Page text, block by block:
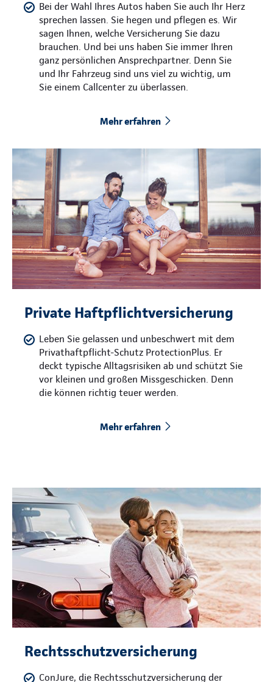
Bei der Wahl Ihres Autos haben Sie auch Ihr Herz
sprechen lassen. Sie hegen und pflegen es. Wir
sagen Ihnen, welche Versicherung Sie dazu
brauchen. Und bei uns haben Sie immer Ihren
ganz persönlichen Ansprechpartner. Denn Sie
und Ihr Fahrzeug sind uns viel zu wichtig, um
Sie einem Callcenter zu überlassen.
Mehr erfahren
Private Haftpflichtversicherung
Leben Sie gelassen und unbeschwert mit dem
Privathaftpflicht-Schutz ProtectionPlus. Er
deckt typische Alltagsrisiken ab und schützt Sie
vor kleinen und großen Missgeschicken. Denn
die können richtig teuer werden.
Mehr erfahren
Rechtsschutzversicherung
ConJure, die Rechtsschutzversicherung der